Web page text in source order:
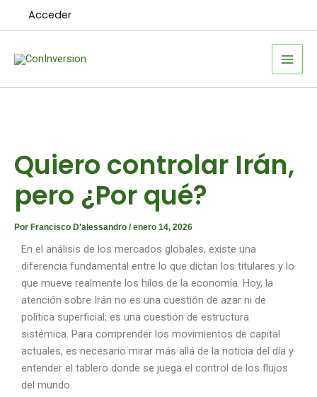
Acceder
Quiero controlar Irán,
pero ¿Por qué?
Por Francisco D'alessandro /enero 14, 2026
En el análisis de los mercados globales, existe una
diferencia fundamental entre lo que dictan los titulares y lo
que mueve realmente los hilos de la economía. Hoy, la
atención sobre Irán no es una cuestión de azar ni de
política superficial; es una cuestión de estructura
sistémica. Para comprender los movimientos de capital
actuales, es necesario mirar más allá de la noticia del día y
entender el tablero donde se juega el control de los flujos
del mundo.